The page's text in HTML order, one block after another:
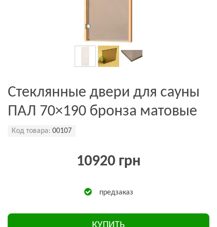
Стеклянные двери для сауны
ПАЛ 70×190 бронза матовые
Код товара: 00107
10920 грн
предзаказ
КУПИТЬ